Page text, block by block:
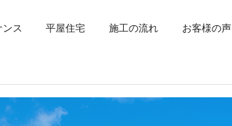
ス 平屋住宅 施工の流れ お客様の声